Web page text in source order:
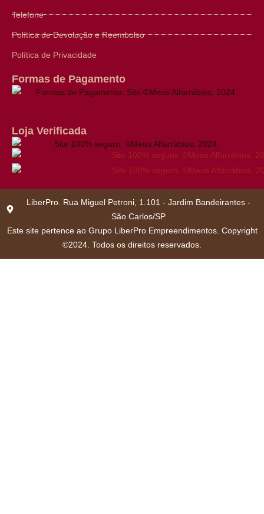
Telefone
Política de Devolução e Reembolso
Política de Privacidade
Formas de Pagamento
Loja Verificada
LiberPro. Rua Miguel Petroni, 1.101 - Jardim Bandeirantes -
São Carlos/SP
Este site pertence ao Grupo LiberPro Empreendimentos. Copyright
©2024. Todos os direitos reservados.